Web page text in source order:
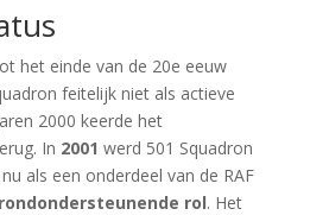
het einde van de 20e eeuw
feitelijk niet als actieve
2000 keerde het
In 2001 werd 501 Squadron
als een onderdeel van de RAF
rol. Het